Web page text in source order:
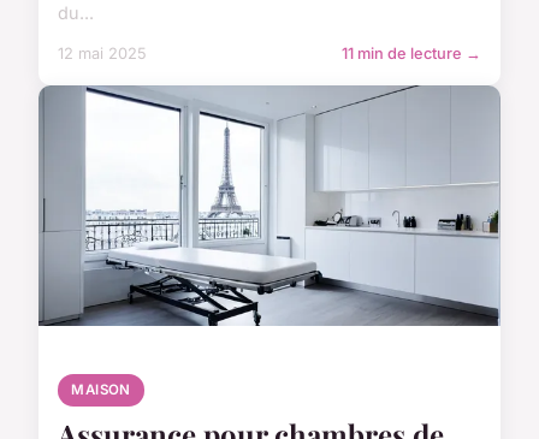
du...
12 mai 2025 11 min de lecture →
MAISON